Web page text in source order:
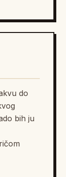
do
bih ju